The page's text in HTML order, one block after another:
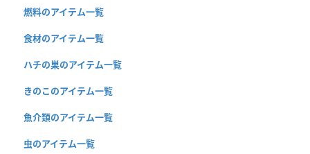
燃料のアイテム一覧
食材のアイテム一覧
ハチの巣のアイテム一覧
きのこのアイテム一覧
魚介類のアイテム一覧
虫のアイテム一覧